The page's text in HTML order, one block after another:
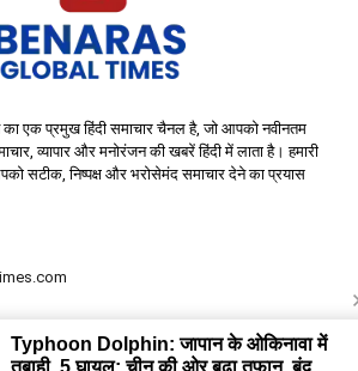
का एक प्रमुख हिंदी समाचार चैनल है, जो आपको नवीनतम
व्यापार और मनोरंजन की खबरें हिंदी में लाता है। हमारी
सटीक, निष्पक्ष और भरोसेमंद समाचार देने का प्रयास